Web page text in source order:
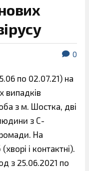
0
по 02.07.21) на
випадків
з м. Шостка, дві
з С-
На
і контактні).
з 25.06.2021 по